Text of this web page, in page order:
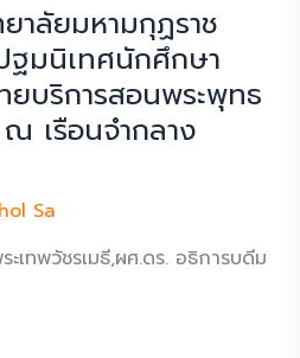
าลัยมหามกุฏราช
ฐมนิเทศนักศึกษา
ยบริการสอนพระพุทธ
ณ เรือนจำกลาง
Sa
เทพวัชรเมธี,ผศ.ดร. อธิการบดีม